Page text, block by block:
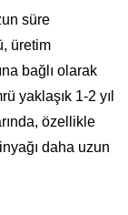
süre
üretim
bağlı olarak
yaklaşık 1-2 yıl
özellikle
daha uzun